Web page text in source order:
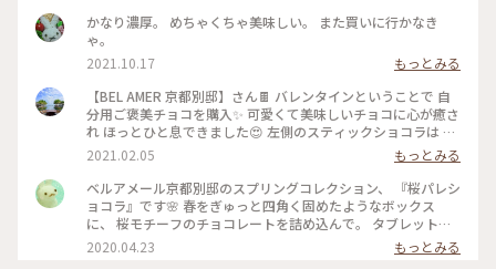
かなり濃厚。 めちゃくちゃ美味しい。 また買いに行かなき
ゃ。
2021.10.17
もっとみる
【BEL AMER 京都別邸】さん🍫 バレンタインということで 自
分用ご褒美チョコを購入✨ 可愛くて美味しいチョコに心が癒さ
れ ほっとひと息できました😍 左側のスティックショコラは キ
ャラメルやルビーチョコ、 右側はお酒入りチョコや 京都産の
抹茶や宮崎県産日向夏 愛媛県産ほうじ茶など チョコと一言で
言っても たくさんの味を楽しめる✨ パッケージやデザインも
とても可愛いので ご褒美チョコでもプレゼント用でも どちら
にもおすすめの詰め合わせです♡ #ほっとひと息 #バレンタイ
2021.02.05
もっとみる
ベルアメール京都別邸のスプリングコレクション、 『桜パレシ
ョコラ』です🌸 春をぎゅっと四角く固めたようなボックス
に、 桜モチーフのチョコレートを詰め込んで。 タブレットも
良いですが、丸いかたちは 丸窓から桜を覗くような和を感じ
ます。 右から ・桜ブラン・桜ノワール・桜ルビー・桜ミル
2020.04.23 もっとみる